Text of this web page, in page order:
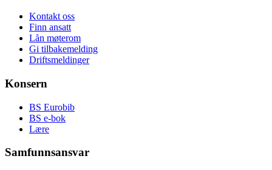
Kontakt oss
Finn ansatt
Lån møterom
Gi tilbakemelding
Driftsmeldinger
Konsern
BS Eurobib
BS e-bok
Lære
Samfunnsansvar